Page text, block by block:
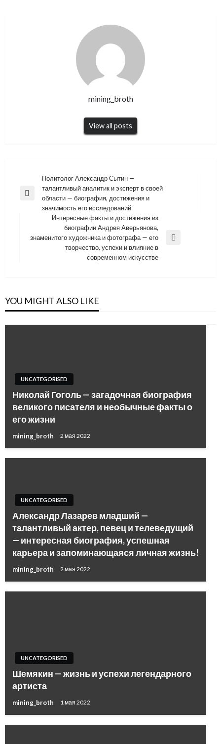
mining_broth
View all posts
Навигация
по
записям
Previous
Политолог Александр Сытин —
талантливый аналитик и эксперт в своей
области — биография, достижения и
значимость его исследований
Next
Интересные факты и достижения из
биографии Андрея Аверьянова,
знаменитого художника и фотографа — его
творчество, успехи и влияние в
современном искусстве
YOU MIGHT ALSO LIKE
UNCATEGORISED
Николай Гоголь — загадочная биография
великого писателя и необычные факты о
его жизни
mining_broth 2 мая 2022
UNCATEGORISED
Александр Лазарев младший —
талантливый актер, певец и телеведущий
— интересная биография, успешная
карьера и запоминающаяся личная жизнь!
mining_broth 2 мая 2022
UNCATEGORISED
Шемякин — жизнь и успехи легендарного
артиста
mining_broth 1 мая 2022